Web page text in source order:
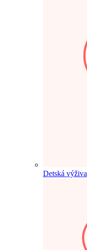
Detská výživa